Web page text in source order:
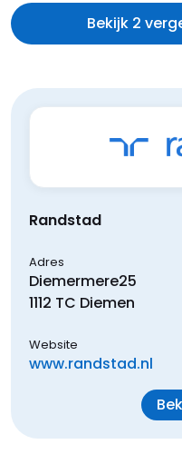
Bekijk 2
Randstad
Adres
Diemermere25
1112 TC Diemen
Website
www.randstad.nl